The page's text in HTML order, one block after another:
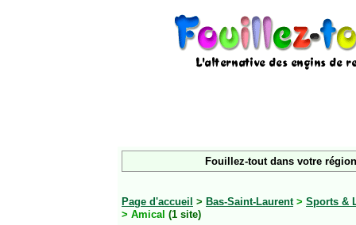
Fouillez-tout dans votre
Page d'accueil > Bas-Saint-Laurent > Sports &
> Amical (1 site)